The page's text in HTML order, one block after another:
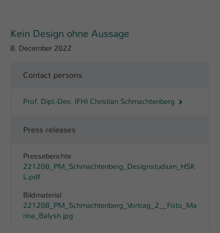
Kein Design ohne Aussage
8. December 2022
Contact persons
Prof. Dipl.-Des. (FH) Christian Schmachtenberg
Press releases
Presseberichte
221208_PM_Schmachtenberg_Designstudium_HSK
L.pdf
Bildmaterial
221208_PM_Schmachtenberg_Vortrag_2__Foto_Ma
rina_Balysh.jpg
Anbieter TYPO3
Zweck
Dieser Cookie teilt der Webseite mit, ob
angemeldet ist und Rechte besitzt diese